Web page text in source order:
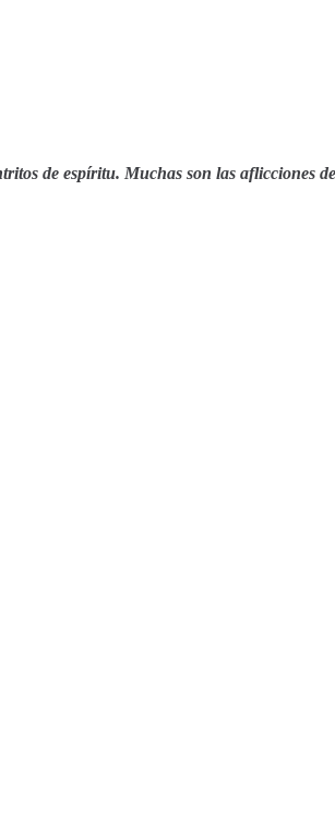
de espíritu. Muchas son las aflicciones